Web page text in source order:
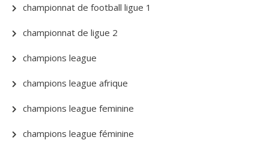
championnat de football ligue 1
championnat de ligue 2
champions league
champions league afrique
champions league feminine
champions league féminine